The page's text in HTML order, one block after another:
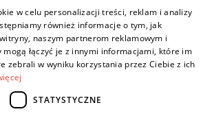
ENGLISH
w celu personalizacji treści, reklam i analizy
również informacje o tym, jak
naszym partnerom reklamowym i
łączyć je z innymi informacjami, które im
zebrali w wyniku korzystania przez Ciebie z ich
STATYSTYCZNE